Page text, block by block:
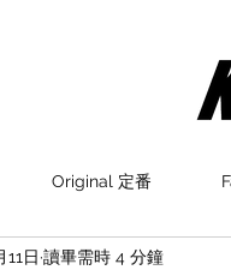
Original 定番
日 讀畢需時 4 分鐘